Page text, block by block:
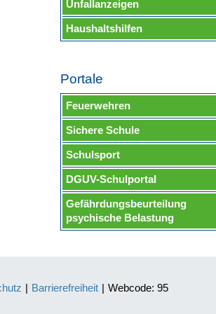
Unfallanzeigen
Haushaltshilfen
Portale
Feuerwehren
Sichere Schule
Schulsport
DGUV-Schulportal
Gefährdungsbeurteilung
psychische Belastung
| Barrierefreiheit | Webcode: 95